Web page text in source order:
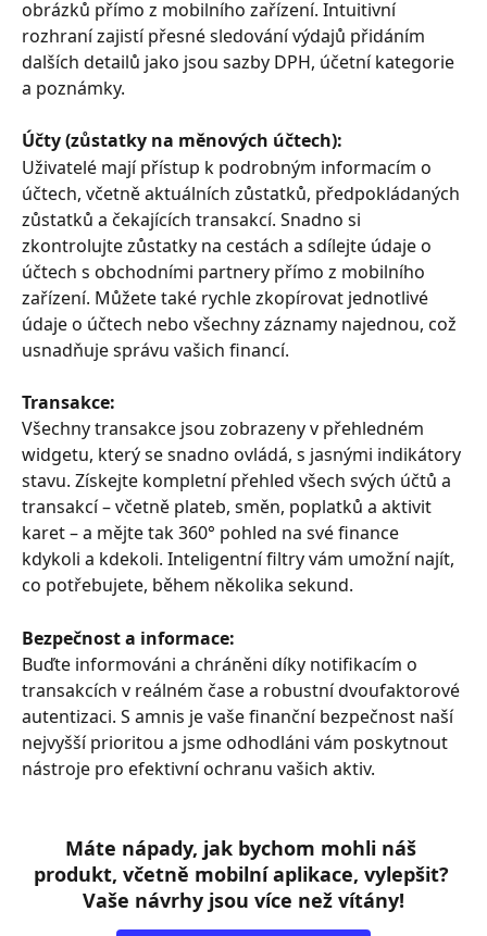
obrázků přímo z mobilního zařízení. Intuitivní
rozhraní zajistí přesné sledování výdajů přidáním
dalších detailů jako jsou sazby DPH, účetní kategorie
a poznámky.
Účty (zůstatky na měnových účtech):
Uživatelé mají přístup k podrobným informacím o
účtech, včetně aktuálních zůstatků, předpokládaných
zůstatků a čekajících transakcí. Snadno si
zkontrolujte zůstatky na cestách a sdílejte údaje o
účtech s obchodními partnery přímo z mobilního
zařízení. Můžete také rychle zkopírovat jednotlivé
údaje o účtech nebo všechny záznamy najednou, což
usnadňuje správu vašich financí.
Transakce:
Všechny transakce jsou zobrazeny v přehledném
widgetu, který se snadno ovládá, s jasnými indikátory
stavu. Získejte kompletní přehled všech svých účtů a
transakcí – včetně plateb, směn, poplatků a aktivit
karet – a mějte tak 360° pohled na své finance
kdykoli a kdekoli. Inteligentní filtry vám umožní najít,
co potřebujete, během několika sekund.
Bezpečnost a informace:
Buďte informováni a chráněni díky notifikacím o
transakcích v reálném čase a robustní dvoufaktorové
autentizaci. S amnis je vaše finanční bezpečnost naší
nejvyšší prioritou a jsme odhodláni vám poskytnout
nástroje pro efektivní ochranu vašich aktiv.
Máte nápady, jak bychom mohli náš
produkt, včetně mobilní aplikace, vylepšit?
Vaše návrhy jsou více než vítány!